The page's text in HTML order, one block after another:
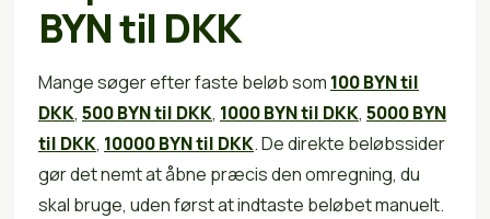
BYN til DKK
Mange søger efter faste beløb som 100 BYN til
DKK, 500 BYN til DKK, 1000 BYN til DKK, 5000 BYN
til DKK, 10000 BYN til DKK. De direkte beløbssider
gør det nemt at åbne præcis den omregning, du
skal bruge, uden først at indtaste beløbet manuelt.